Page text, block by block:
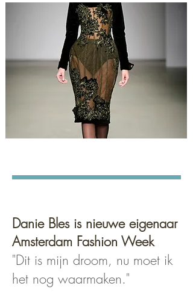
Danie Bles is nieuwe eigenaar
Amsterdam Fashion Week
"Dit is mijn droom, nu moet ik
het nog waarmaken."